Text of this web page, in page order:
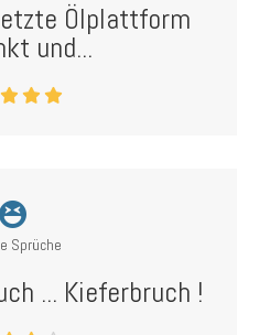
Ölplattform
und...
Sprüche
... Kieferbruch !